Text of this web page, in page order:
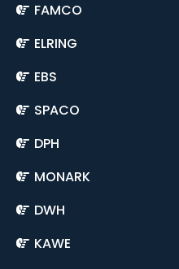
FAMCO
ELRING
EBS
SPACO
DPH
MONARK
DWH
KAWE